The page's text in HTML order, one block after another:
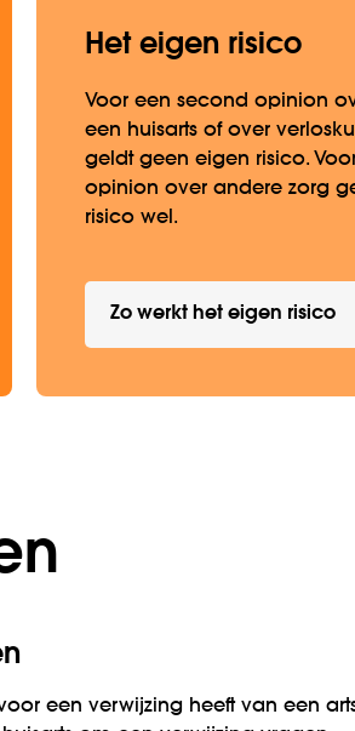
Het eigen risico
Voor een second opinion
een huisarts of over
geldt geen eigen risico.
opinion over andere zorg
risico wel.
Zo werkt het eigen risico
een verwijzing heeft van een